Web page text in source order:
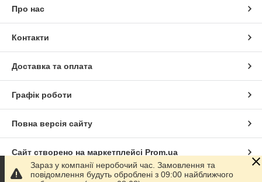
Про нас
Контакти
Доставка та оплата
Графік роботи
Повна версія сайту
Сайт створено на маркетплейсі Prom.ua
Зараз у компанії неробочий час. Замовлення та
повідомлення будуть оброблені з 09:00 найближчого